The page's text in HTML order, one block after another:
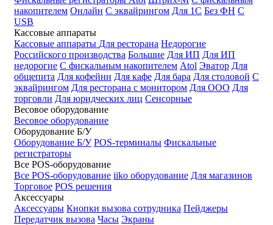
накопителем Онлайн С эквайрингом Для 1С Без ФН С
USB
Кассовые аппараты
Кассовые аппараты Для ресторана Недорогие
Российского производства Большие Для ИП Для ИП
недорогие С фискальным накопителем Atol Эватор Для
общепита Для кофейни Для кафе Для бара Для столовой С
эквайрингом Для ресторана с монитором Для ООО Для
торговли Для юридческих лиц Сенсорные
Весовое оборудование
Весовое оборудование
Оборудование Б/У
Оборудование Б/У POS-терминалы Фискальные
регистраторы
Все POS-оборудование
Все POS-оборудование iiko оборудование Для магазинов
Торговое POS решения
Аксессуары
Аксессуары Кнопки вызова сотрудника Пейджеры
Передатчик вызова Часы Экраны